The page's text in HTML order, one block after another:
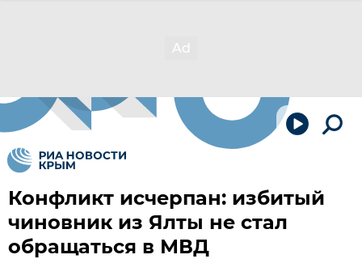
Конфликт исчерпан: избитый
чиновник из Ялты не стал
обращаться в МВД